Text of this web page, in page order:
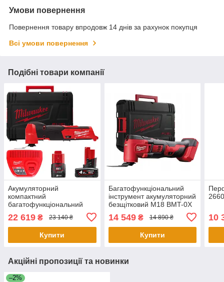
Умови повернення
Повернення товару впродовж 14 днів за рахунок покупця
Всі умови повернення
Подібні товари компанії
Акумуляторний
компактний
багатофункціональний
MILWAUKEE M12 FUEL
FMT-422X, (+
22 619 ₴ 23 140 ₴
Купити
Багатофункціональний
інструмент акумуляторний
безщітковий M18 BMT-0X
акумулятору та зарядного
пристрою)
14 549₴ 14 890 ₴
Купити
10
Акційні пропозиції та новинки
–2%